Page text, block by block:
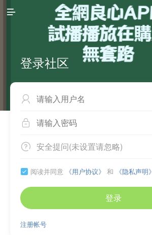

登录社区


 安全提问(未设置请忽略)
 阅读并同意 《用户协议》 和 《隐私声明》
登录
注册帐号